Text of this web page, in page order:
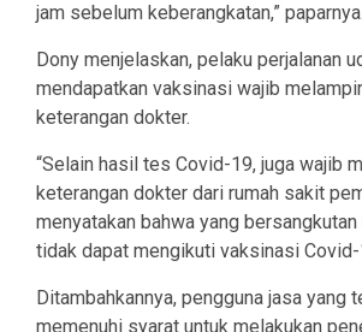
jam sebelum keberangkatan,” paparnya.
Dony menjelaskan, pelaku perjalanan
mendapatkan vaksinasi wajib
keterangan dokter.
“Selain hasil tes Covid-19, juga wajib
keterangan dokter dari rumah sakit
menyatakan bahwa yang
tidak dapat mengikuti vaksinasi Covid-
Ditambahkannya, pengguna jasa yang
memenuhi syarat untuk melakukan